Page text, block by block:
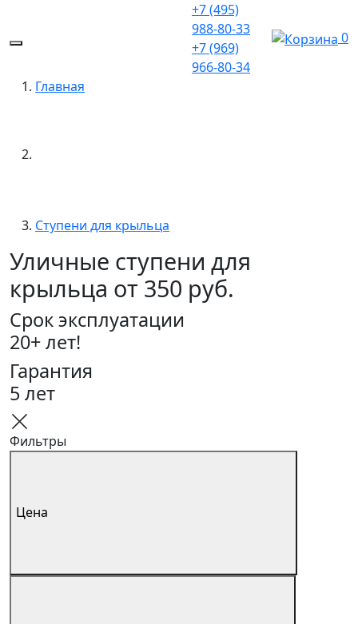
+7 (495)
988-80-33
+7 (969)
966-80-34
0
Главная
Ступени для крыльца
Уличные ступени для
крыльца от 350 руб.
Срок эксплуатации
20+ лет!
Гарантия
5 лет
Фильтры
Цена